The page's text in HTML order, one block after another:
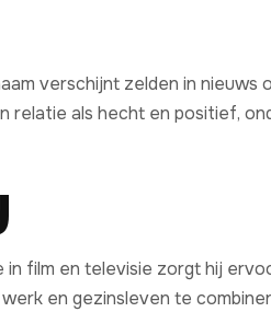
verschijnt zelden in nieuws
relatie als hecht en positief,
in film en televisie zorgt hij
en gezinsleven te